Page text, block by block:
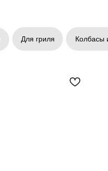
Для гриля Колбасы